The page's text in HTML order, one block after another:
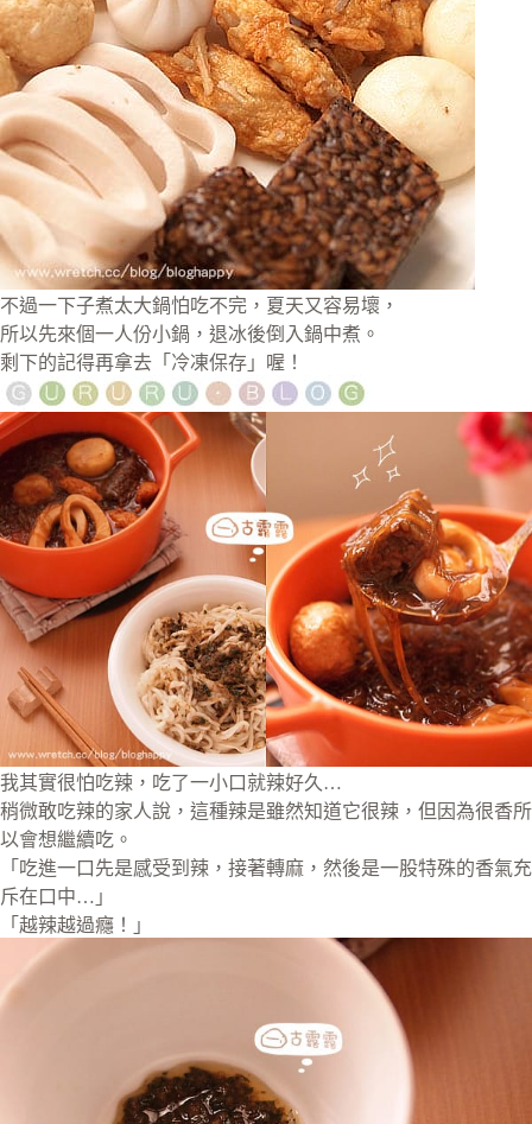
不過一下子煮太大鍋怕吃不完，夏天又容易壞，
所以先來個一人份小鍋，退冰後倒入鍋中煮。
剩下的記得再拿去「冷凍保存」喔！
我其實很怕吃辣，吃了一小口就辣好久…
稍微敢吃辣的家人說，這種辣是雖然知道它很辣，但因為很香所
以會想繼續吃。
「吃進一口先是感受到辣，接著轉麻，然後是一股特殊的香氣充
斥在口中…」
「越辣越過癮！」